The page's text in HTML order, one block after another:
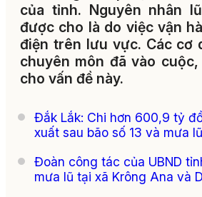
của tỉnh. Nguyên nhân
được cho là do việc vận
điện trên lưu vực. Các cơ
chuyên môn đã vào
cho vấn đề này.
Đắk Lắk: Chi hơn 600,9 tỷ
xuất sau bão số 13 và mưa lũ
Đoàn công tác của UBND
mưa lũ tại xã Krông Ana và